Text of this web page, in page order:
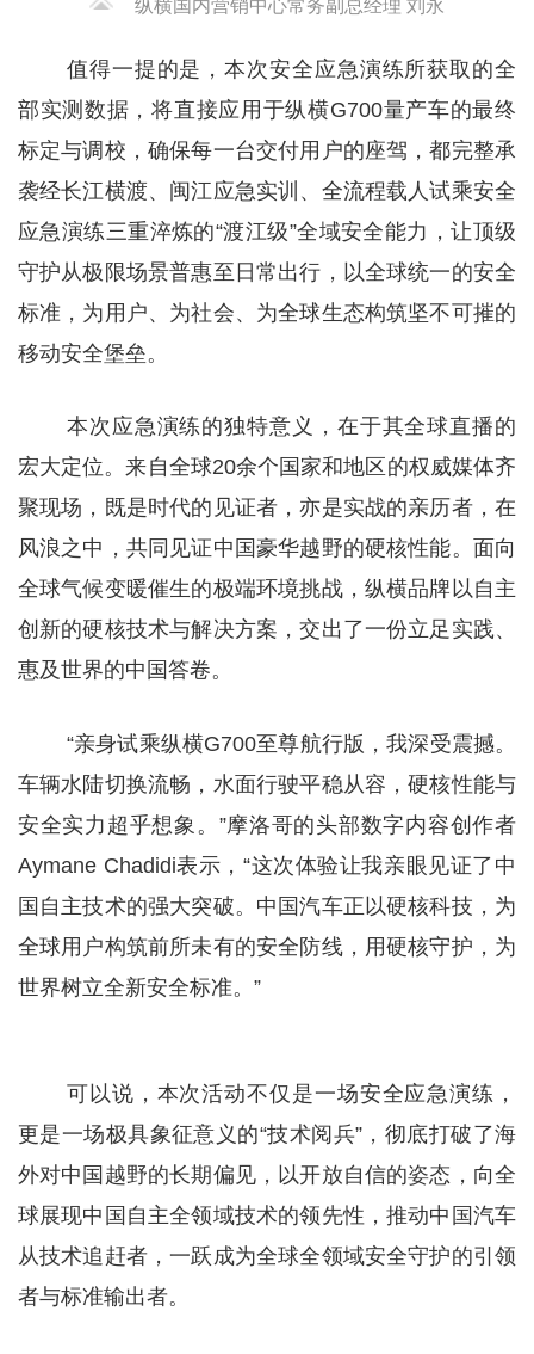
纵横国内营销中心常务副总经理 刘永
值得一提的是，本次安全应急演练所获取的全
部实测数据，将直接应用于纵横G700量产车的最终
标定与调校，确保每一台交付用户的座驾，都完整承
袭经长江横渡、闽江应急实训、全流程载人试乘安全
应急演练三重淬炼的“渡江级”全域安全能力，让顶级
守护从极限场景普惠至日常出行，以全球统一的安全
标准，为用户、为社会、为全球生态构筑坚不可摧的
移动安全堡垒。
本次应急演练的独特意义，在于其全球直播的
宏大定位。来自全球20余个国家和地区的权威媒体齐
聚现场，既是时代的见证者，亦是实战的亲历者，在
风浪之中，共同见证中国豪华越野的硬核性能。面向
全球气候变暖催生的极端环境挑战，纵横品牌以自主
创新的硬核技术与解决方案，交出了一份立足实践、
惠及世界的中国答卷。
“亲身试乘纵横G700至尊航行版，我深受震撼。
车辆水陆切换流畅，水面行驶平稳从容，硬核性能与
安全实力超乎想象。”摩洛哥的头部数字内容创作者
Aymane Chadidi表示，“这次体验让我亲眼见证了中
国自主技术的强大突破。中国汽车正以硬核科技，为
全球用户构筑前所未有的安全防线，用硬核守护，为
世界树立全新安全标准。”
可以说，本次活动不仅是一场安全应急演练，
更是一场极具象征意义的“技术阅兵”，彻底打破了海
外对中国越野的长期偏见，以开放自信的姿态，向全
球展现中国自主全领域技术的领先性，推动中国汽车
从技术追赶者，一跃成为全球全领域安全守护的引领
者与标准输出者。